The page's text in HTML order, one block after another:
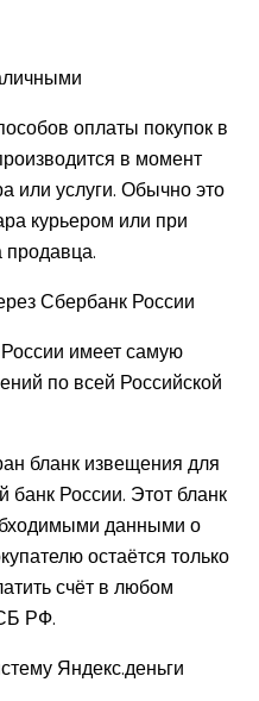
оплаты покупок в
в момент
или услуги. Обычно это
курьером или при
Сбербанк России
имеет самую
по всей Российской
бланк извещения для
России. Этот бланк
данными о
остаётся только
счёт в любом
РФ.
Яндекс.деньги